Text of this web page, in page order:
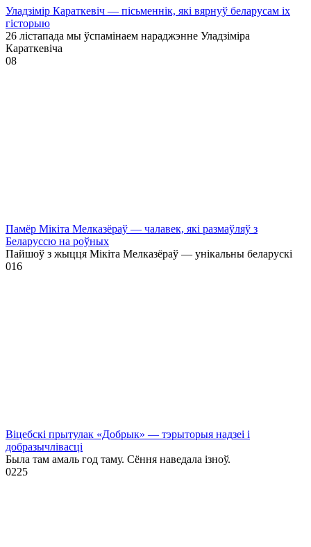
Уладзімір Караткевіч — пісьменнік, які вярнуў беларусам іх
гісторыю
26 лістапада мы ўспамінаем нараджэнне Уладзіміра
Караткевіча
08
Памёр Мікіта Мелказёраў — чалавек, які размаўляў з
Беларуссю на роўных
Пайшоў з жыцця Мікіта Мелказёраў — унікальны беларускі
016
Віцебскі прытулак «‎Добрык»‎ — тэрыторыя надзеі і
добразычлівасці
Была там амаль год таму. Сёння наведала ізноў.
0225